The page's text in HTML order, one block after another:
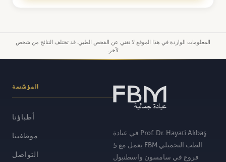
المعلومات الواردة في هذا الموقع لا تغني عن الفحص الطبي. قد تختلف النتائج من شخص
لآخر.
Prof. Dr. Hayati Akbaş في عيادة
الطب التجميلي FBM يعمل مع 5
فروع في سامسون واسطنبول
المؤسّسة
أطباؤنا
موظفينا
التواصل